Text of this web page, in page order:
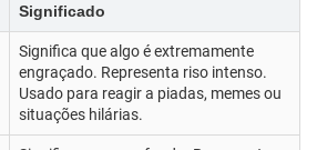
Significado
Significa que algo é extremamente
engraçado. Representa riso intenso.
Usado para reagir a piadas, memes ou
situações hilárias.